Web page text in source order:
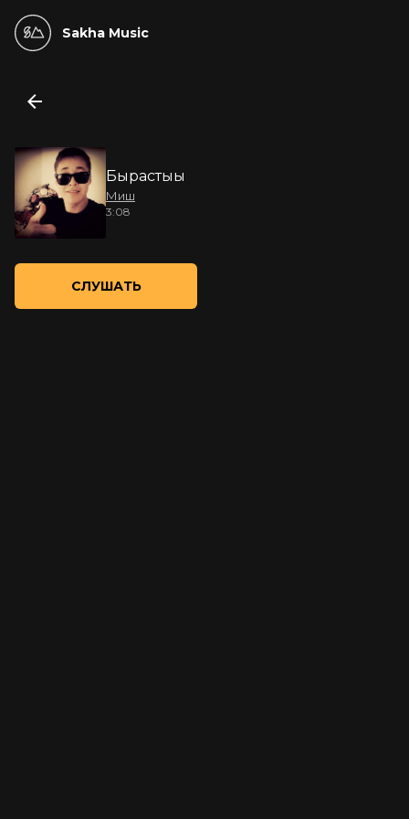
Sakha Music
Бырастыы
Миш
3:08
СЛУШАТЬ